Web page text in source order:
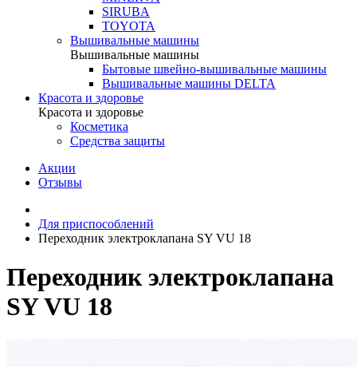
SIRUBA
TOYOTA
Вышивальные машины
Вышивальные машины
Бытовые швейно-вышивальные машины
Вышивальные машины DELTA
Красота и здоровье
Красота и здоровье
Косметика
Средства защиты
Акции
Отзывы
Для приспособлений
Переходник электроклапана SY VU 18
Переходник электроклапана
SY VU 18